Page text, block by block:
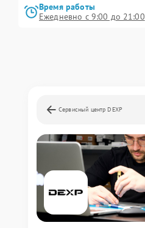
Время работы
Ежедневно с 9:00 до 21:00
Сервисный центр DEXP